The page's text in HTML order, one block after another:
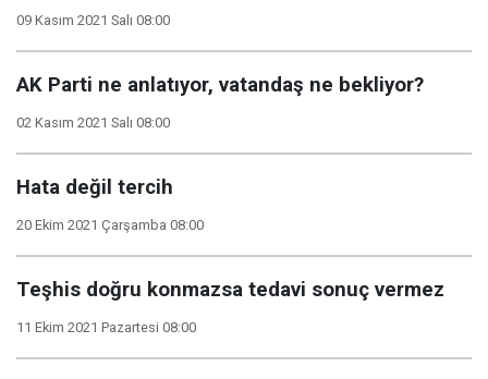
09 Kasım 2021 Salı 08:00
AK Parti ne anlatıyor, vatandaş ne bekliyor?
02 Kasım 2021 Salı 08:00
Hata değil tercih
20 Ekim 2021 Çarşamba 08:00
Teşhis doğru konmazsa tedavi sonuç vermez
11 Ekim 2021 Pazartesi 08:00